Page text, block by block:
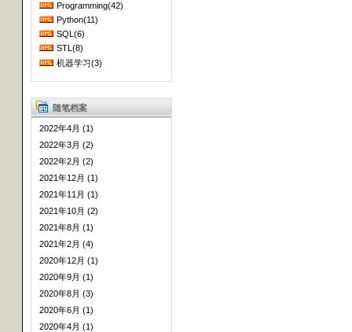
Programming(42)
Python(11)
SQL(6)
STL(8)
机器学习(3)
随笔档案
2022年4月 (1)
2022年3月 (2)
2022年2月 (2)
2021年12月 (1)
2021年11月 (1)
2021年10月 (2)
2021年8月 (1)
2021年2月 (4)
2020年12月 (1)
2020年9月 (1)
2020年8月 (3)
2020年6月 (1)
2020年4月 (1)